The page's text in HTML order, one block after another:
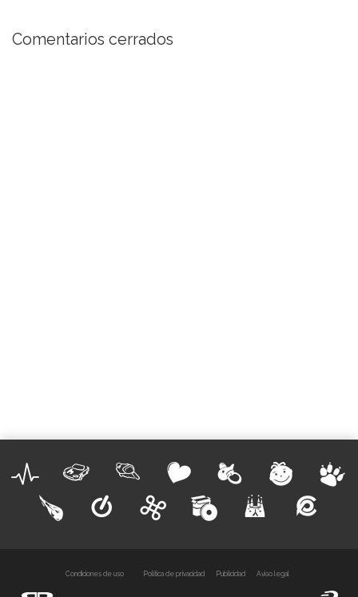
Comentarios cerrados
Condiciones de uso Política de privacidad Publicidad Aviso legal